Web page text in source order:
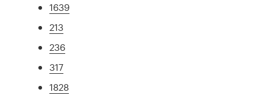
1639
213
236
317
1828